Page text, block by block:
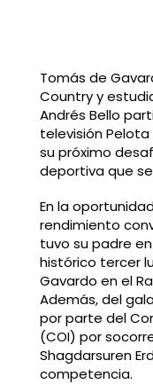
Tomás de
Country y
Andrés Bello
televisión
su próximo
deportiva que
En la
rendimiento
tuvo su padre
histórico tercer
Gavardo en el
Además, del
por parte del
(COI) por
Shagdarsuren
competencia.